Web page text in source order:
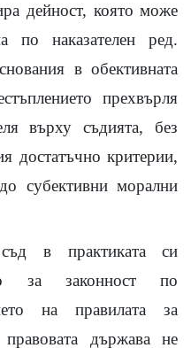
дейност, която може
по наказателен ред.
в обективната
прехвърля
върху съдията, без
достатъчно критерии,
субективни морални
съд в практиката си
за законност по
на правилата за
държава не